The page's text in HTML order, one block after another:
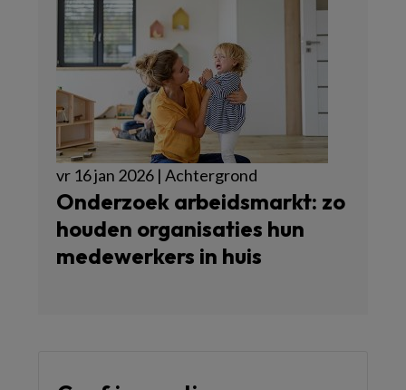
vr 16 jan 2026 | Achtergrond
Onderzoek arbeidsmarkt: zo
houden organisaties hun
medewerkers in huis